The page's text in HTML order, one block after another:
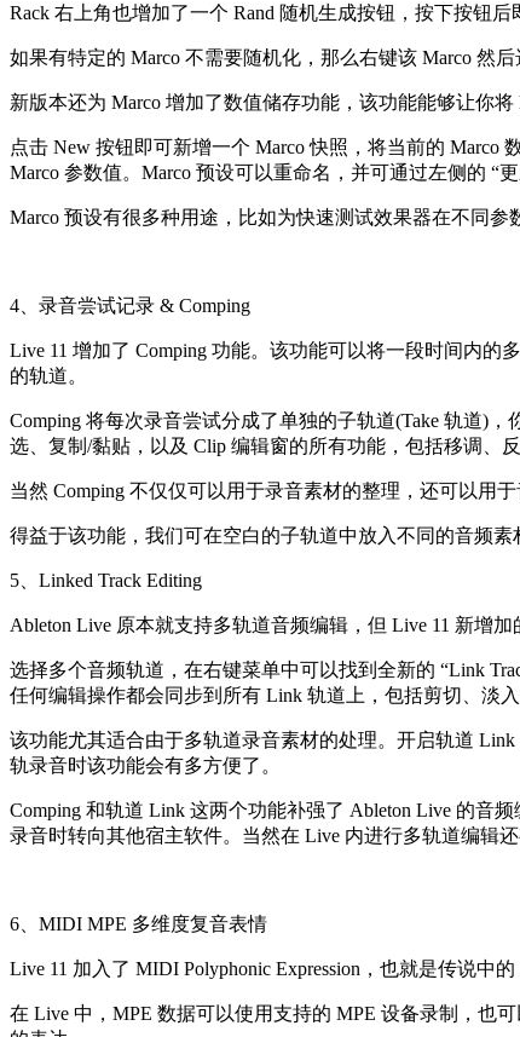
Rack 右上角也增加了一个 Rand 随机生成按钮，按下按钮后
如果有特定的 Marco 不需要随机化，那么右键该 Marco 然
新版本还为 Marco 增加了数值储存功能，该功能能够让你将
点击 New 按钮即可新增一个 Marco 快照，将当前的
Marco 参数值。Marco 预设可以重命名，并可通过左侧的 “更
Marco 预设有很多种用途，比如为快速测试效果器在不同参
4、录音尝试记录 & Comping
Live 11 增加了 Comping 功能。该功能可以将一段时间内
的轨道。
Comping 将每次录音尝试分成了单独的子轨道(Take 轨道)
选、复制/黏贴，以及 Clip 编辑窗的所有功能，包括移调、
当然 Comping 不仅仅可以用于录音素材的整理，还可以用
得益于该功能，我们可在空白的子轨道中放入不同的音频
5、Linked Track Editing
Ableton Live 原本就支持多轨道音频编辑，但 Live 11 新增
选择多个音频轨道，在右键菜单中可以找到全新的 “Link
任何编辑操作都会同步到所有 Link 轨道上，包括剪切、淡
该功能尤其适合由于多轨道录音素材的处理。开启轨道
轨录音时该功能会有多方便了。
Comping 和轨道 Link 这两个功能补强了 Ableton Live 的音
录音时转向其他宿主软件。当然在 Live 内进行多轨道编辑
6、MIDI MPE 多维度复音表情
Live 11 加入了 MIDI Polyphonic Expression，也就是传说
在 Live 中，MPE 数据可以使用支持的 MPE 设备录制，也